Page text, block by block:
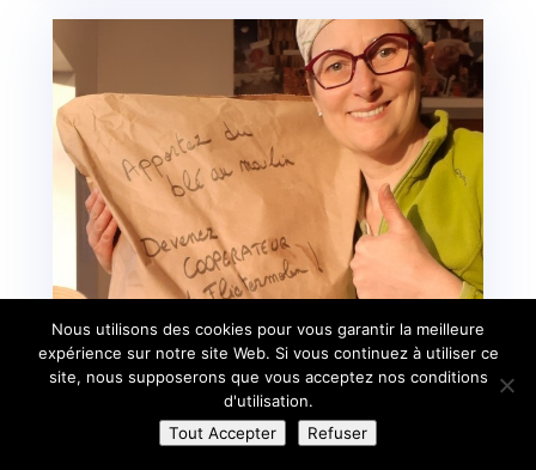
Apportez du blé au moulin!
Les coulisses
Flietermolen, le moulin où j'achète mes farines
Nous utilisons des cookies pour vous garantir la meilleure
expérience sur notre site Web. Si vous continuez à utiliser ce
site, nous supposerons que vous acceptez nos conditions
d'utilisation.
Tout Accepter
Refuser